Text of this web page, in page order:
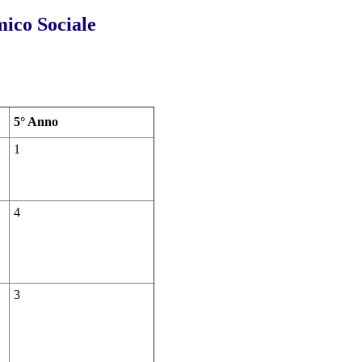
Sociale
5° Anno
1
4
3